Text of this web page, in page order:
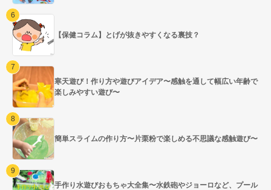
【保健コラム】とげが抜きやすくなる裏技？
寒天遊び！作り方や遊びアイデア〜感触を通して幅広い年齢で
楽しみやすい遊び〜
簡単スライムの作り方〜片栗粉で楽しめる不思議な感触遊び〜
手作り水遊びおもちゃ大全集〜水鉄砲やジョーロなど、プール